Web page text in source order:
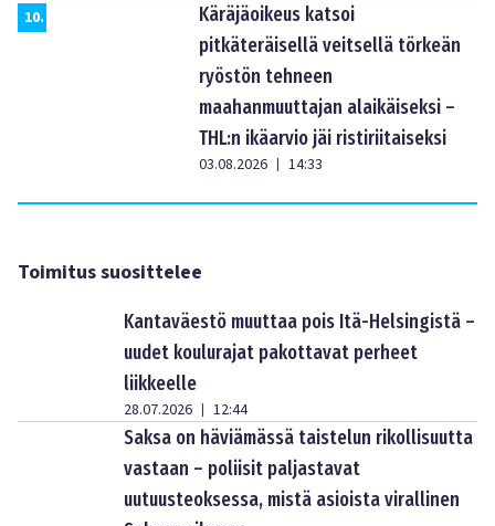
10.
Käräjäoikeus katsoi
pitkäteräisellä veitsellä törkeän
ryöstön tehneen
maahanmuuttajan alaikäiseksi –
THL:n ikäarvio jäi ristiriitaiseksi
03.08.2026 | 14:33
Toimitus suosittelee
Kantaväestö muuttaa pois Itä-Helsingistä –
uudet koulurajat pakottavat perheet
liikkeelle
28.07.2026 | 12:44
Saksa on häviämässä taistelun rikollisuutta
vastaan – poliisit paljastavat
uutuusteoksessa, mistä asioista virallinen